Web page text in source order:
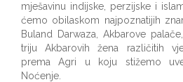
mješavinu indijske, perzijske i
ćemo obilaskom najpoznatijih
Buland Darwaza, Akbarove
triju Akbarovih žena različitih
prema Agri u koju stižemo
Noćenje.